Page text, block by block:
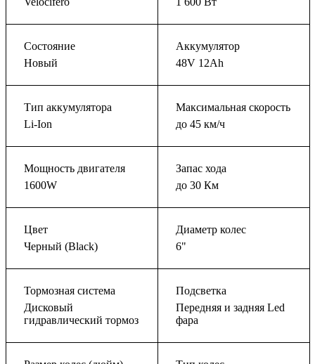
Состояние
Новый
Аккумулятор
48V 12Ah
Тип аккумулятора
Li-Ion
Максимальная скорость
до 45 км/ч
Мощность двигателя
1600W
Запас хода
до 30 Км
Цвет
Черный (Black)
Диаметр колес
6"
Тормозная система
Дисковый
гидравлический тормоз
Подсветка
Передняя и задняя Led
фара